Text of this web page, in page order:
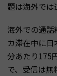
題は海外では
海外での通話
カ滞在中に
分あたり175
で、受信は無